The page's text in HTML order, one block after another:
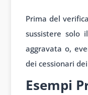
Prima del
sussistere
aggravata o,
dei cessionari
Esempi